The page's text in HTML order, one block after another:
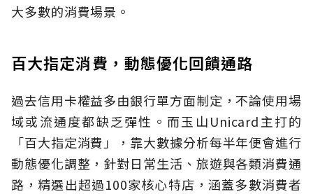
大多數的消費場景。
百大指定消費，動態優化回饋通路
過去信用卡權益多由銀行單方面制定，不論使用場
域或流通度都缺乏彈性。而玉山Unicard主打的
「百大指定消費」，靠大數據分析每半年便會進行
動態優化調整，針對日常生活、旅遊與各類消費通
路，精選出超過100家核心特店，涵蓋多數消費者